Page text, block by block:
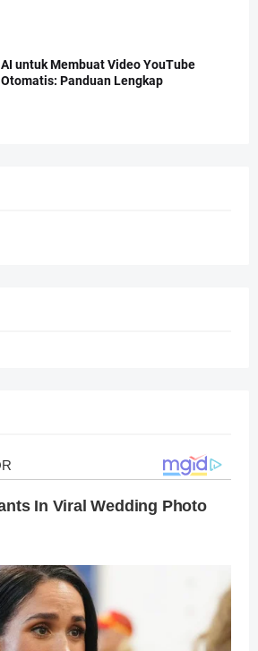
AI untuk Membuat Video YouTube
Otomatis: Panduan Lengkap